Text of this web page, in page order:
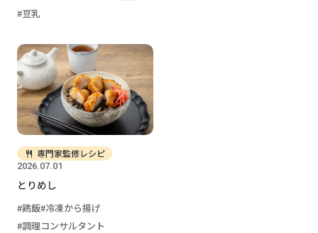
豆乳
2026.07.01
専門家監修レシピ
とりめし
鶏飯 冷凍から揚げ
調理コンサルタント